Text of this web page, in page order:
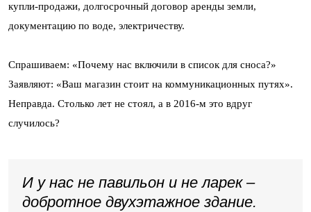
купли-продажи, долгосрочный договор аренды земли,
документацию по воде, электричеству.
Спрашиваем: «Почему нас включили в список для сноса?»
Заявляют: «Ваш магазин стоит на коммуникационных путях».
Неправда. Столько лет не стоял, а в 2016-м это вдруг
случилось?
И у нас не павильон и не ларек –
добротное двухэтажное здание.